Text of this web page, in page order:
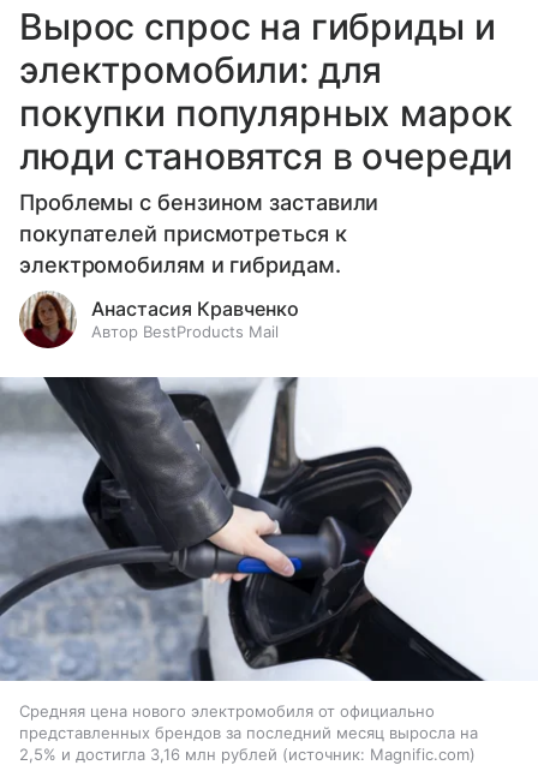
Вырос спрос на гибриды и
электромобили: для
покупки популярных марок
люди становятся в очереди
Проблемы с бензином заставили
покупателей присмотреться к
электромобилям и гибридам.
Анастасия Кравченко
Автор BestProducts Mail
Средняя цена нового электромобиля от официально
представленных брендов за последний месяц выросла на
2,5% и достигла 3,16 млн рублей
источник: Magnific.com